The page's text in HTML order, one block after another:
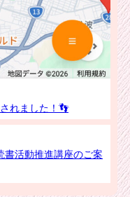
れました！👣
活動推進講座のご案